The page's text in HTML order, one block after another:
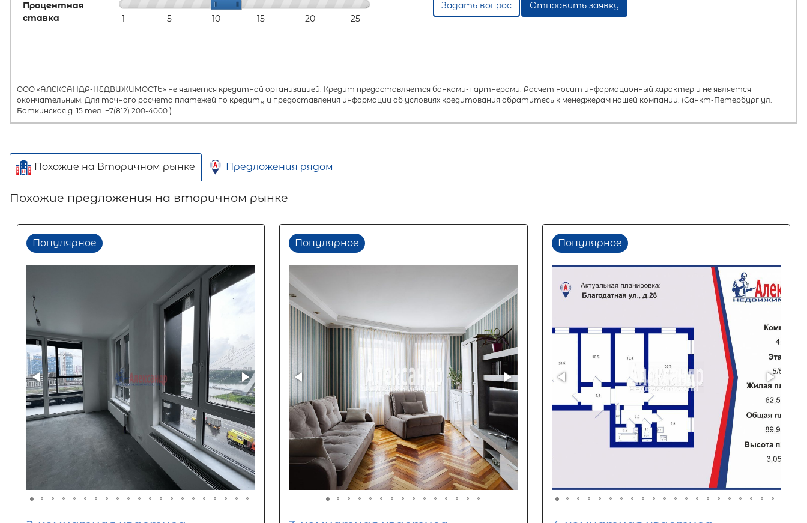
Процентная
ставка
1 5 10 15 20 25
Задать вопрос Отправить заявку
ООО «АЛЕКСАНДР-НЕДВИЖИМОСТЬ» не является кредитной организацией. Кредит предоставляется банками-партнерами. Расчет носит информационный характер и не является
окончательным. Для точного расчета платежей по кредиту и предоставления информации об условиях кредитования обратитесь к менеджерам нашей компании. (Санкт-Петербург ул.
Боткинская д. 15 тел. +7(812) 200-4000 )
Похожие на Вторичном рынке Предложения рядом
Похожие предложения на вторичном рынке
Популярное Популярное Популярное